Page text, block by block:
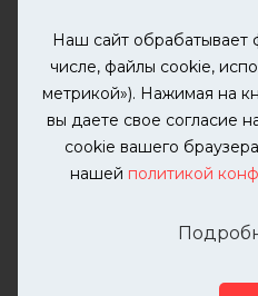
Наш сайт обрабатывает
числе, файлы cookie,
метрикой»). Нажимая на
вы даете свое согласие
cookie вашего
нашей политикой
2026 © KUTUZOVV |
автомобилей. Вся
разрешения
Телефон: